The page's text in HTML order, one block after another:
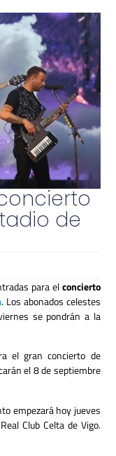
de
para elconcierto
. Los abonados celestes
se pondrán a la
el gran concierto de
el 8 de septiembre
empezará hoy jueves
Club Celta de Vigo.